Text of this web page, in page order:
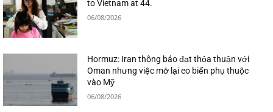
to Vietnam at 44.
06/08/2026
Hormuz: Iran thông báo đạt thỏa thuận với
Oman nhưng việc mở lại eo biển phụ thuộc
vào Mỹ
06/08/2026